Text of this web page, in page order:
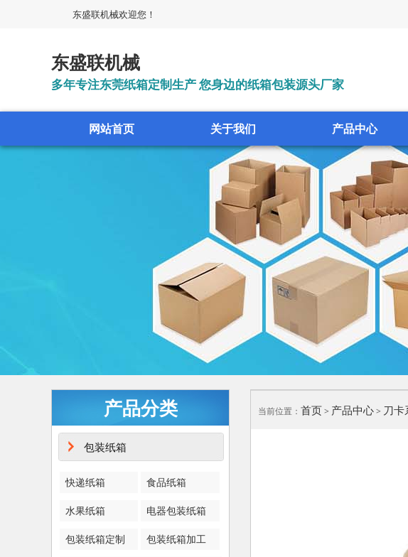
东盛联机械欢迎您！
东盛联机械
多年专注东莞纸箱定制生产 您身边的纸箱包装源头厂家
网站首页 关于我们 产品中心
产品分类
包装纸箱
快递纸箱 食品纸箱
水果纸箱 电器包装纸箱
包装纸箱定制 包装纸箱加工
当前位置： 首页> 产品中心> 刀卡